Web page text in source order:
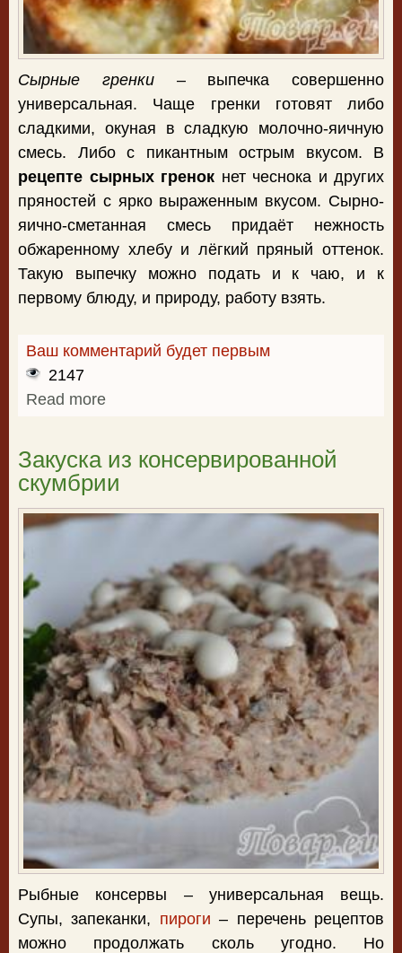
Сырные гренки– выпечка совершенно
универсальная. Чаще гренки готовят либо
сладкими, окуная в сладкую молочно-яичную
смесь. Либо с пикантным острым вкусом. В
рецепте сырных гренок нет чеснока и других
пряностей с ярко выраженным вкусом. Сырно-
яично-сметанная смесь придаёт нежность
обжаренному хлебу и лёгкий пряный оттенок.
Такую выпечку можно подать и к чаю, и к
первому блюду, и природу, работу взять.
Ваш комментарий будет первым
2147
Read more
Закуска из консервированной
скумбрии
Рыбные консервы – универсальная вещь.
Супы, запеканки, пироги – перечень рецептов
можно продолжать сколь угодно. Но